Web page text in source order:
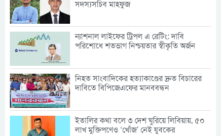
সদস্যসচিব মাহফুজ
ন্যাশনাল লাইফের ট্রিপল এ রেটিং: দাবি
পরিশোধে শতভাগ নিশ্চয়তার স্বীকৃতি অর্জন
নিহত সাংবাদিকের হত্যাকাণ্ডের দ্রুত বিচারের
দাবিতে বিপিজেএফের মানববন্ধন
ইতালির কথা বলে ৩ দেশ ঘুরিয়ে লিবিয়ায়, ৫০
লাখ মুক্তিপণেও ‘খোঁজ’ নেই যুবকের